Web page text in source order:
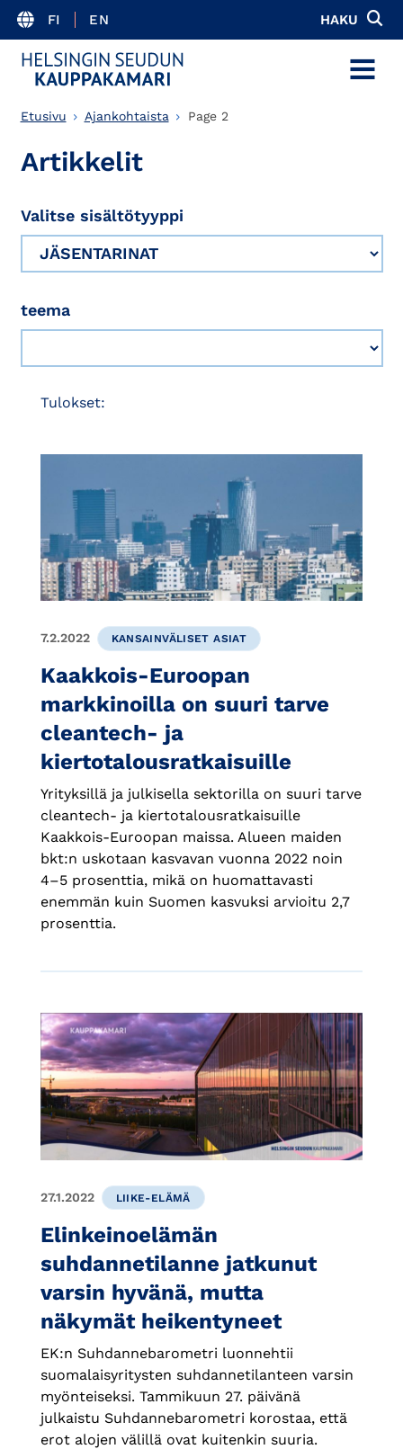
FI EN HAKU
MENU
Etusivu Ajankohtaista Page 2
Artikkelit
Valitse sisältötyyppi
teema
Tulokset:
7.2.2022 KANSAINVÄLISET ASIAT
Kaakkois-Euroopan
markkinoilla on suuri tarve
cleantech- ja
kiertotalousratkaisuille
Yrityksillä ja julkisella sektorilla on suuri tarve
cleantech- ja kiertotalousratkaisuille
Kaakkois-Euroopan maissa. Alueen maiden
bkt:n uskotaan kasvavan vuonna 2022 noin
4–5 prosenttia, mikä on huomattavasti
enemmän kuin Suomen kasvuksi arvioitu 2,7
prosenttia.
27.1.2022 LIIKE-ELÄMÄ
Elinkeinoelämän
suhdannetilanne jatkunut
varsin hyvänä, mutta
näkymät heikentyneet
EK:n Suhdannebarometri luonnehtii
suomalaisyritysten suhdannetilanteen varsin
myönteiseksi. Tammikuun 27. päivänä
julkaistu Suhdannebarometri korostaa, että
erot alojen välillä ovat kuitenkin suuria.